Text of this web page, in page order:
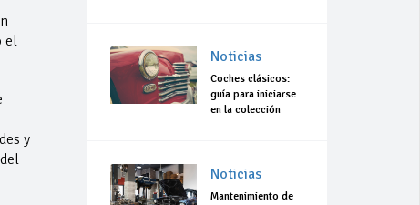
el
y
Noticias
Coches clásicos:
guía para iniciarse
en la colección
Noticias
Mantenimiento de